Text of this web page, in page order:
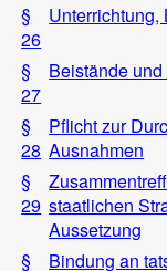
§
26
Unterrichtung,
§
27
Beistände
§
28
Pflicht zur
Ausnahmen
§
29 staatlichen
Aussetzung
§
Bindung an